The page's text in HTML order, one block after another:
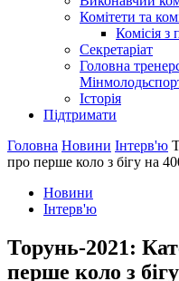
Комітети та
Комісія з
Секретаріат
Головна
Історія
Підтримати
Головна Новини Інтерв'ю
про перше коло з бігу на
Новини
Інтерв'ю
Торунь-2021:
перше коло з